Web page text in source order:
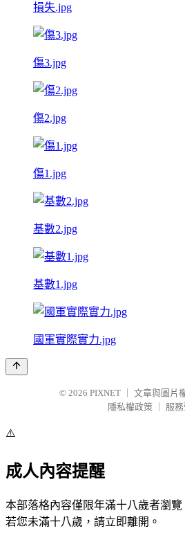
損失.jpg
傷3.jpg
傷2.jpg
傷1.jpg
基數2.jpg
基數1.jpg
國軍實際實力.jpg
© 2026 PIXNET
文章與圖片
隱私權政策
服
⚠️
成人內容提醒
本部落格內容僅限年滿十八歲者瀏覽
若您未滿十八歲，請立即離開。